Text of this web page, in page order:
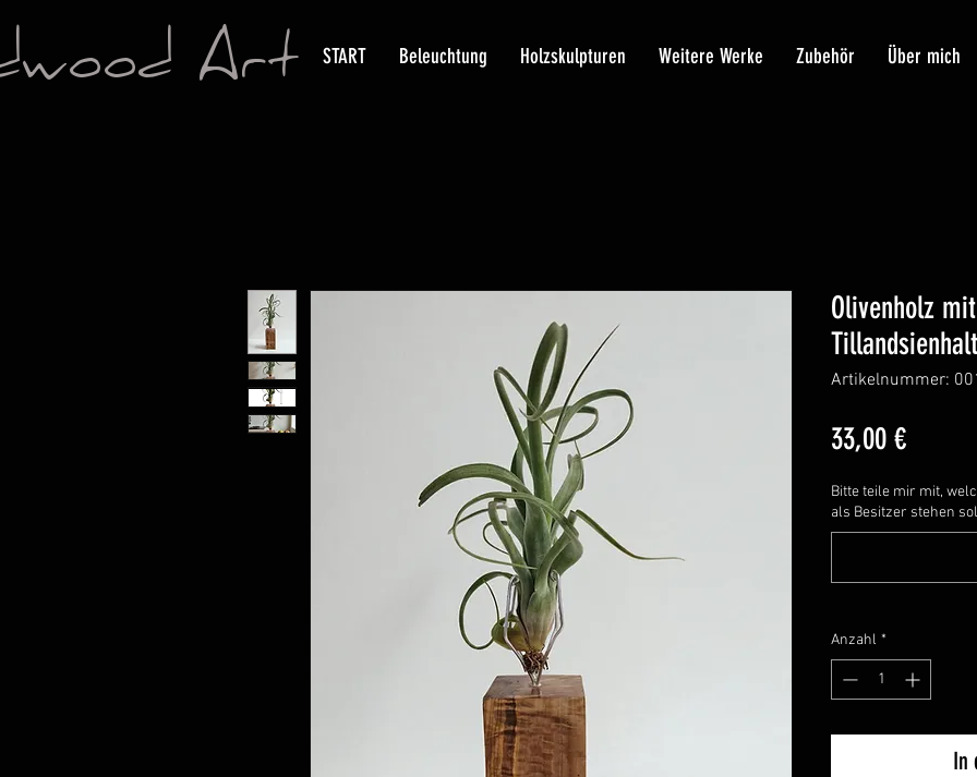
START Beleuchtung Holzskulpturen Weitere Werke Zubehör Über mich
Art
Olivenholz
Artikelnummer:
33,00 €Preis
Bitte teile mir mit,
als Besitzer stehen
Anzahl *
In